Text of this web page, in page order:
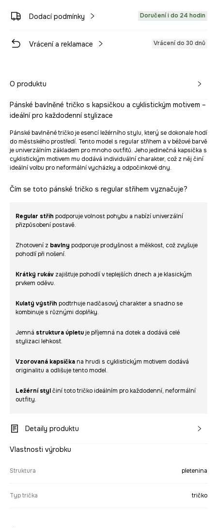
Dodací podmínky Doručení i do 24 hodin
Vrácení a reklamace Vrácení do 30 dnů
O produktu
Pánské bavlněné tričko s kapsičkou a cyklistickým motivem –
ideální pro každodenní stylizace
Pánské bavlněné tričko je esencí ležérního stylu, který se dokonale hodí
do městského prostředí. Tento model s regular střihem a v béžové barvě
je univerzálním základem pro mnoho outfitů. Jeho jedinečná kapsička s
cyklistickým motivem mu dodává individuální charakter, což z něj činí
ideální volbu pro neformální vycházky a odpočinkové dny.
Čím se toto pánské tričko s regular střihem vyznačuje?
Regular střih podporuje volnost pohybu a nabízí univerzální
přizpůsobení postavě.
Zhotovení z bavlny podporuje prodyšnost a měkkost, což zvyšuje
pohodlí při nošení.
Krátký rukáv zajišťuje pohodlí v teplejších dnech a je klasickým
prvkem oděvu.
Kulatý výstřih podtrhuje nadčasový charakter a snadno se
kombinuje s různými doplňky.
Jemná struktura úpletuje příjemná na dotek a dodává celé
stylizaci lehkost.
Vzorovaná kapsička na hrudi s cyklistickým motivem dodává
originalitu a odlišuje tento model.
Ležérní stylčiní toto tričko ideálním pro každodenní, neformální
outfity.
Detaily produktu
Vlastnosti výrobku
Struktura pletenina
Typ trička tričko